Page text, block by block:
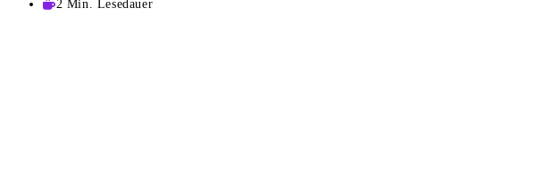
zuletzt
Lesedauer:
2 Min. Lesedauer